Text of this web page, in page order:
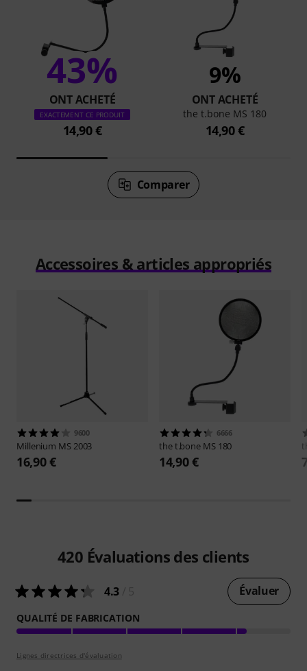
43%
ONT ACHETÉ
EXACTEMENT CE PRODUIT
14,90 €
9%
ONT ACHETÉ
the t.bone MS 180
14,90 €
Comparer
Accessoires & articles appropriés
9600
Millenium MS 2003
16,90 €
6666
the t.bone MS 180
14,90 €
420 Évaluations des clients
4.3 Évaluer
QUALITÉ DE FABRICATION
Lignes directrices d'évaluation